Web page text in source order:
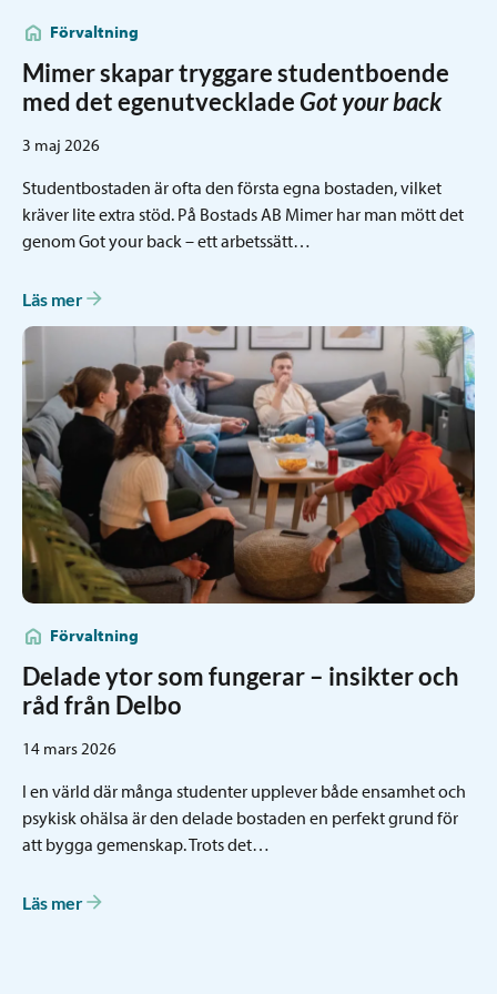
Förvaltning
Mimer skapar tryggare studentboende
med det egenutveckladeGot your back
3 maj 2026
Studentbostaden är ofta den första egna bostaden, vilket
kräver lite extra stöd. På Bostads AB Mimer har man mött det
genom Got your back – ett arbetssätt…
Läs mer
Förvaltning
Delade ytor som fungerar – insikter och
råd från Delbo
14 mars 2026
I en värld där många studenter upplever både ensamhet och
psykisk ohälsa är den delade bostaden en perfekt grund för
att bygga gemenskap. Trots det…
Läs mer